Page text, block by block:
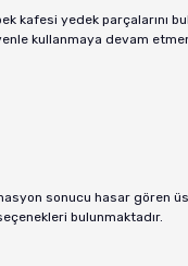
kafesi yedek parçalarını
kullanmaya devam
sonucu hasar gören
bulunmaktadır.